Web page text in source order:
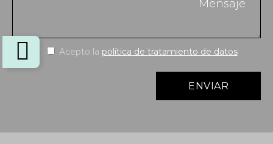
Acepto la política de tratamiento de datos